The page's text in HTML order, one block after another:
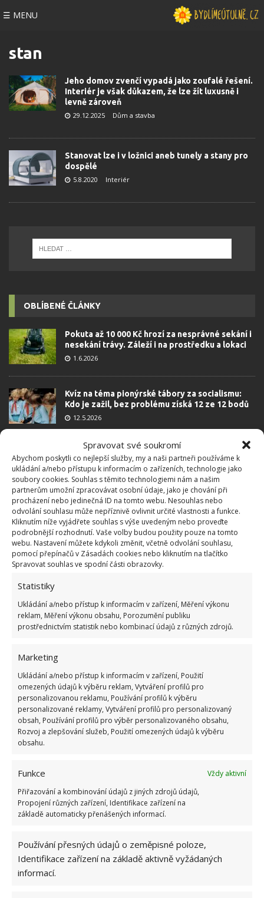
Spravovat své soukromí
Abychom poskytli co nejlepší služby, my a naši partneři používáme k
ukládání a/nebo přístupu k informacím o zařízeních, technologie jako
soubory cookies. Souhlas s těmito technologiemi nám a našim
partnerům umožní zpracovávat osobní údaje, jako je chování při
procházení nebo jedinečná ID na tomto webu. Nesouhlas nebo
odvolání souhlasu může nepříznivě ovlivnit určité vlastnosti a funkce.
Kliknutím níže vyjádřete souhlas s výše uvedeným nebo proveďte
podrobnější rozhodnutí. Vaše volby budou použity pouze na tomto
webu. Nastavení můžete kdykoli změnit, včetně odvolání souhlasu,
pomocí přepínačů v Zásadách cookies nebo kliknutím na tlačítko
Spravovat souhlas ve spodní části obrazovky.
Statistiky
Ukládání a/nebo přístup k informacím v zařízení, Měření výkonu
reklam, Měření výkonu obsahu, Porozumění publiku
prostřednictvím statistik nebo kombinací údajů z různých zdrojů.
Marketing
Ukládání a/nebo přístup k informacím v zařízení, Použití
omezených údajů k výběru reklam, Vytváření profilů pro
personalizovanou reklamu, Používání profilů k výběru
personalizované reklamy, Vytváření profilů pro personalizovaný
obsah, Používání profilů pro výběr personalizovaného obsahu,
Rozvoj a zlepšování služeb, Použití omezených údajů k výběru
obsahu.
Funkce
Vždy aktivní
Přiřazování a kombinování údajů z jiných zdrojů údajů,
Propojení různých zařízení, Identifikace zařízení na
základě automaticky přenášených informací.
Používání přesných údajů o zeměpisné poloze,
Identifikace zařízení na základě aktivně vyžádaných
informací.
☰ MENU
stan
Jeho domov zvenčí vypadá jako zoufalé řešení.
Interiér je však důkazem, že lze žít luxusně i
levně zároveň
29.12.2025 Dům a stavba
Stanovat lze i v ložnici aneb tunely a stany pro
dospělé
5.8.2020 Interiér
OBLÍBENÉ ČLÁNKY
Pokuta až 10 000 Kč hrozí za nesprávné sekání i
nesekání trávy. Záleží i na prostředku a lokaci
1.6.2026
Kvíz na téma pionýrské tábory za socialismu:
Kdo je zažil, bez problému získá 12 ze 12 bodů
12.5.2026
Test znalostí o každodenní realitě za
komunismu: 10 retro otázek ukáže, kdo má
dobrý přehled
23.6.2026
Retro kvíz o oblíbených autech v dobách
socialismu: Tehdejší řidiči musí získat 10 z 10
bodů
6.5.2026
nejnebezpečnějších škůdců rostlin a postupy,
jak se jich rychle zbavit
6.8.2026
Bohatá úroda rajčat nemusí být jen zbožným
Přírodní hnojiva pro pěstování rajčat, která
zajistí bohatou úrodu šťavnatých a chutných